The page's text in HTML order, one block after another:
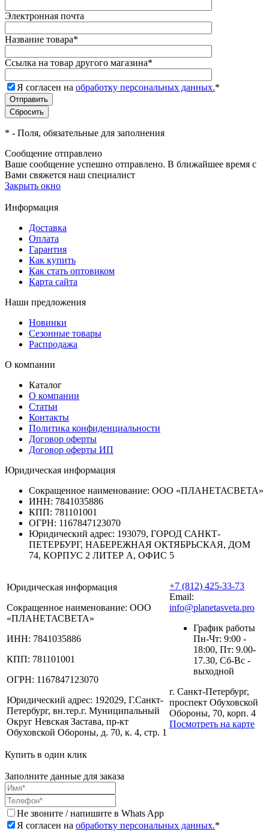
Электронная почта
Название товара*
Ссылка на товар другого магазина*
Я согласен на обработку персональных данных.*
* - Поля, обязательные для заполнения
Сообщение отправлено
Ваше сообщение успешно отправлено. В ближайшее время с
Вами свяжется наш специалист
Закрыть окно
Информация
Доставка
Оплата
Гарантия
Как купить
Как стать оптовиком
Карта сайта
Наши предложения
Новинки
Сезонные товары
Распродажа
О компании
Каталог
О компании
Статьи
Контакты
Политика конфиденциальности
Договор оферты
Договор оферты ИП
Юридическая информация
Сокращенное наименование: ООО «ПЛАНЕТАСВЕТА»
ИНН: 7841035886
КПП: 781101001
ОГРН: 1167847123070
Юридический адрес: 193079, ГОРОД САНКТ-
ПЕТЕРБУРГ, НАБЕРЕЖНАЯ ОКТЯБРЬСКАЯ, ДОМ
74, КОРПУС 2 ЛИТЕР А, ОФИС 5
Юридическая информация
Сокращенное наименование: ООО
«ПЛАНЕТАСВЕТА»
ИНН: 7841035886
КПП: 781101001
ОГРН: 1167847123070
Юридический адрес: 192029, Г.Санкт-
Петербург, вн.тер.г. Муниципальный
Округ Невская Застава, пр-кт
Обуховской Обороны, д. 70, к. 4, стр. 1
+7 (812) 425-33-73
Email:
info@planetasveta.pro
График работы
Пн-Чт: 9:00 -
18:00, Пт: 9.00-
17.30, Сб-Вс -
выходной
г. Санкт-Петербург,
проспект Обуховской
Обороны, 70, корп. 4
Посмотреть на карте
Купить в один клик
Заполните данные для заказа
Не звоните / напишите в Whats App
Я согласен на обработку персональных данных.*